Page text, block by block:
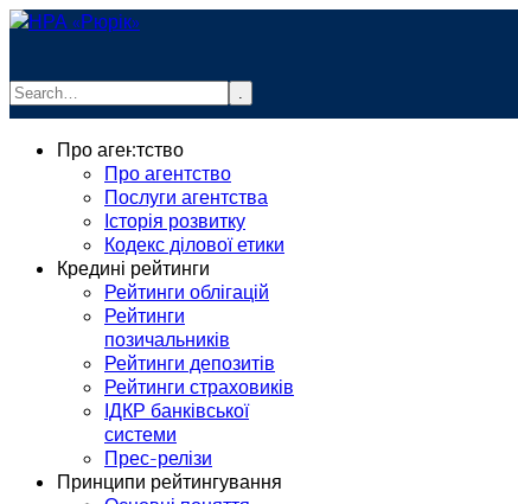
.
info@rurik.com.ua
Про агентство
Про агентство
Послуги агентства
Історія розвитку
Кодекс ділової етики
Кредині рейтинги
Рейтинги облігацій
Рейтинги
позичальників
Рейтинги депозитів
Рейтинги страховиків
ІДКР банківської
системи
Прес-релізи
Принципи рейтингування